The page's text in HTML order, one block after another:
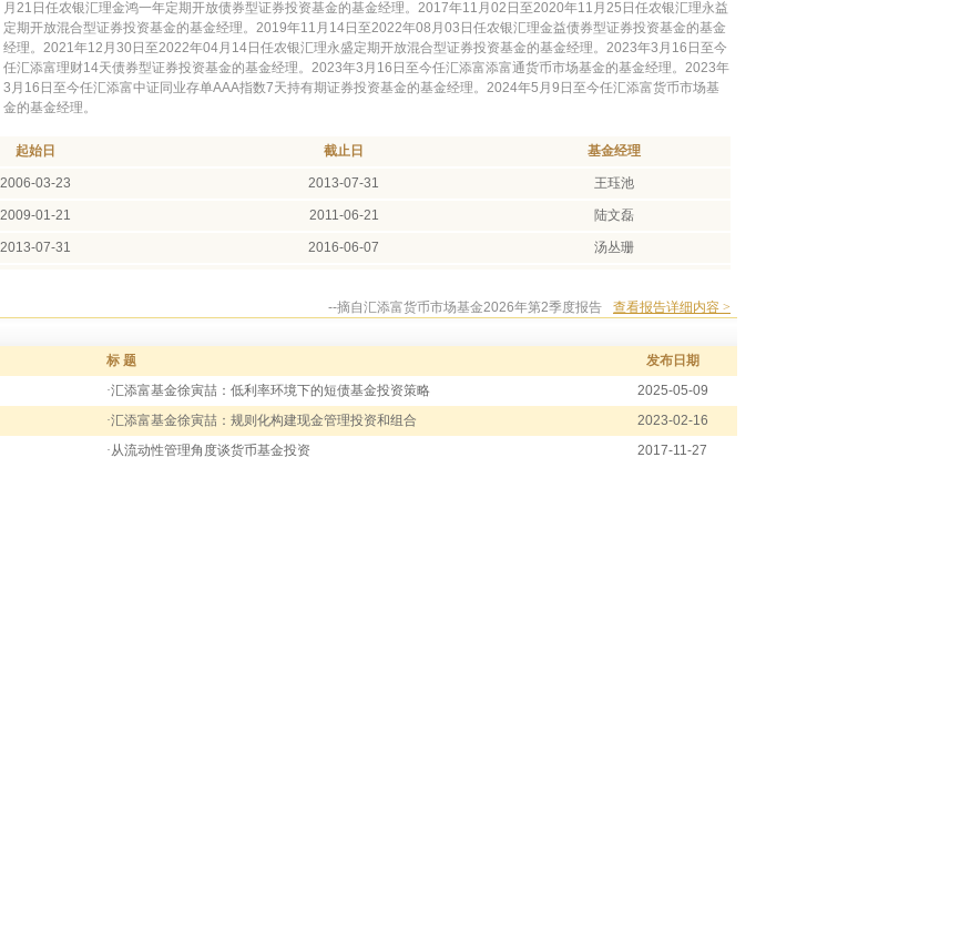
月21日任农银汇理金鸿一年定期开放债券型证券投资基金的基金经理。2017年11月02日至2020年11月25日任农银汇理永益
定期开放混合型证券投资基金的基金经理。2019年11月14日至2022年08月03日任农银汇理金益债券型证券投资基金的基金
经理。2021年12月30日至2022年04月14日任农银汇理永盛定期开放混合型证券投资基金的基金经理。2023年3月16日至今
任汇添富理财14天债券型证券投资基金的基金经理。2023年3月16日至今任汇添富添富通货币市场基金的基金经理。2023年
3月16日至今任汇添富中证同业存单AAA指数7天持有期证券投资基金的基金经理。2024年5月9日至今任汇添富货币市场基
金的基金经理。
起始日
截止日 基金经理
2006-03-23 2013-07-31 王珏池
2009-01-21 2011-06-21 陆文磊
2013-07-31 2016-06-07 汤丛珊
2024-05-09 温开强
--摘自汇添富货币市场基金2026年第2季度报告 查看报告详细内容 >
标 题 发布日期
·汇添富基金徐寅喆：低利率环境下的短债基金投资策略 2025-05-09
·汇添富基金徐寅喆：规则化构建现金管理投资和组合 2023-02-16
·从流动性管理角度谈货币基金投资 2017-11-27